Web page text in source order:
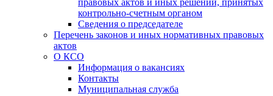
правовых актов и иных решений, принятых
контрольно-счетным органом
Сведения о председателе
Перечень законов и иных нормативных правовых
актов
О КСО
Информация о вакансиях
Контакты
Муниципальная служба